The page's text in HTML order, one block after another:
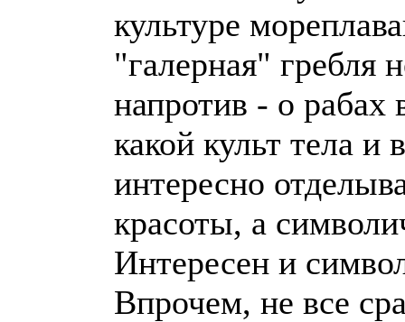
культуре
"галерная" гребля
напротив - о
какой культ тела
интересно
красоты, а
Интересен и
Впрочем, не все